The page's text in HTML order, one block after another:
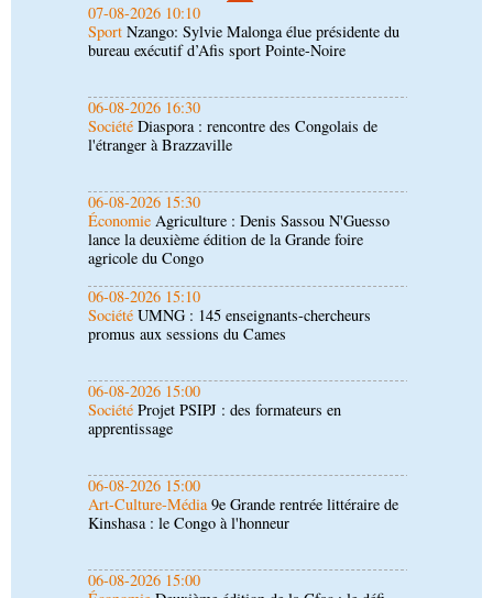
06-08-2026 16:30
SociétéDiaspora : rencontre des Congolais de
l'étranger à Brazzaville
06-08-2026 15:30
ÉconomieAgriculture : Denis Sassou N'Guesso
lance la deuxième édition de la Grande foire
06-08-2026 15:10
SociétéUMNG : 145 enseignants-chercheurs
promus aux sessions du Cames
06-08-2026 15:00
Société Projet PSIPJ : des formateurs en
apprentissage
06-08-2026 15:00
Art-Culture-Média9e Grande rentrée littéraire de
Kinshasa : le Congo à l'honneur
06-08-2026 15:00
ÉconomieDeuxième édition de la Gfac : le défi
d’offrir à la nation des produits alimentaires de
06-08-2026 14:30